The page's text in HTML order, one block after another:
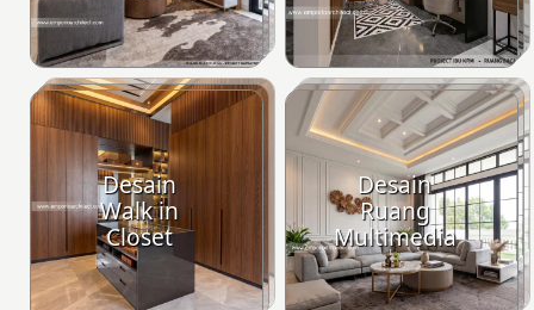
Desain
Walk in
Closet
Desain
Ruang
Multimedia